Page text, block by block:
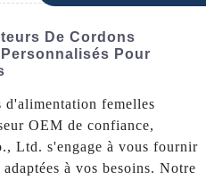
De Cordons
Pour
d'alimentation femelles
OEM de confiance,
Ltd. s'engage à vous fournir
à vos besoins. Notre